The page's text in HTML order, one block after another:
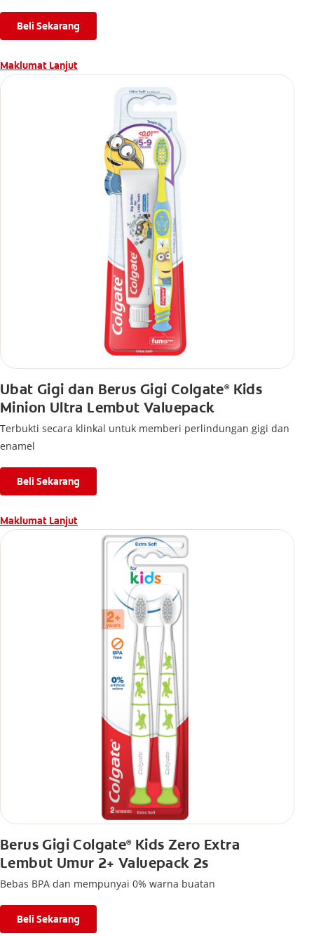
Beli Sekarang
Maklumat Lanjut
Ubat Gigi dan Berus Gigi Colgate®Kids
Minion Ultra Lembut Valuepack
Terbukti secara klinkal untuk memberi perlindungan gigi dan
enamel
Beli Sekarang
Maklumat Lanjut
Berus Gigi Colgate®Kids Zero Extra
Lembut Umur 2+ Valuepack 2s
Bebas BPA dan mempunyai 0% warna buatan
Beli Sekarang